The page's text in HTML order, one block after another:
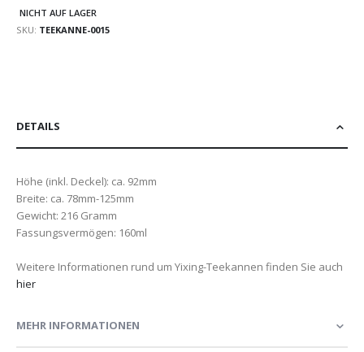
NICHT AUF LAGER
SKU TEEKANNE-0015
DETAILS
Höhe (inkl. Deckel): ca. 92mm
Breite: ca. 78mm-125mm
Gewicht: 216 Gramm
Fassungsvermögen: 160ml
Weitere Informationen rund um Yixing-Teekannen finden Sie auch
hier
MEHR INFORMATIONEN